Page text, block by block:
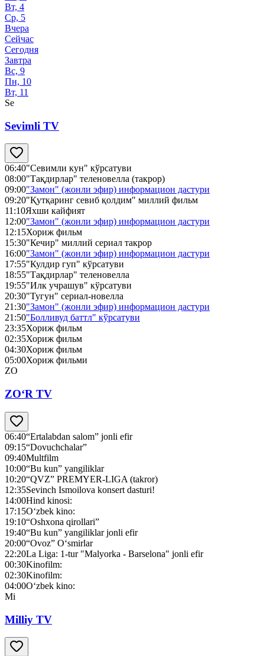
Вт, 4
Ср, 5
Вчера
Сейчас
Сегодня
Завтра
Вс, 9
Пн, 10
Вт, 11
Se
Sevimli TV
06:40"Севимли кун" кўрсатуви
08:00"Тақдирлар" теленовелла (такрор)
09:00"Замон" (жонли эфир) информацион дастури
09:20"Қутқаринг севиб қолдим" миллий фильм
11:10Яхши кайфият
12:00"Замон" (жонли эфир) информацион дастури
12:15Хориж фильм
15:30"Кечир" миллий сериал такрор
16:00"Замон" (жонли эфир) информацион дастури
17:55"Кулдир гуп" кўрсатуви
18:55"Тақдирлар" теленовелла
19:55"Илк учрашув" кўрсатуви
20:30"Тугун" сериал-новелла
21:30"Замон" (жонли эфир) информацион дастури
21:50"Болливуд баттл" кўрсатуви
23:35Хориж фильм
02:35Хориж фильм
04:30Хориж фильм
05:00Хориж фильми
ZO
ZO‘R TV
06:40“Ertalabdan salom” jonli efir
09:15“Dovuchchalar”
09:40Multfilm
10:00“Bu kun” yangiliklar
10:20“QVZ” PREMYER-LIGA (takror)
12:35Sevinch Ismoilova konsert dasturi!
14:00Hind kinosi:
17:15O‘zbek kino:
19:10“Oshxona qirollari”
19:40“Bu kun” yangiliklar jonli efir
20:00“Ovoz” O‘smirlar
22:20La Liga: 1-tur "Malyorka - Barselona" jonli efir
00:30Kinofilm:
02:30Kinofilm:
04:00O‘zbek kino:
Mi
Milliy TV